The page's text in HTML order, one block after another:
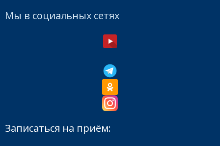
Мы в социальных сетях
Записаться на приём: